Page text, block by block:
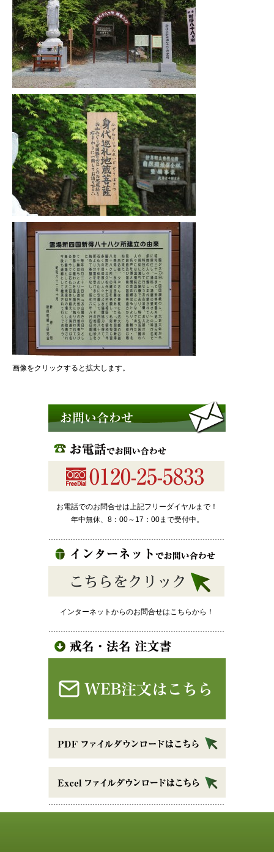
画像をクリックすると拡大します。
お電話でのお問合せは上記フリーダイヤルまで！
年中無休、8：00～17：00まで受付中。
インターネットからのお問合せはこちらから！